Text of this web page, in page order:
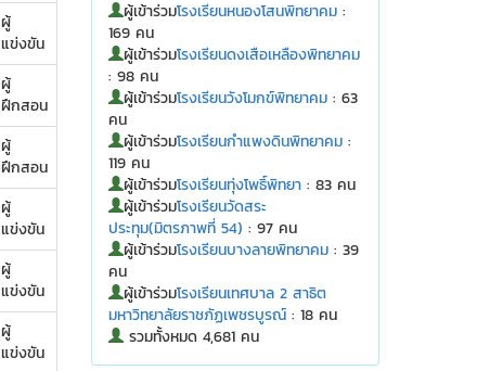
ผู้
แข่งขัน
ผู้
ฝึกสอน
ผู้
ฝึกสอน
ผู้
แข่งขัน
ผู้
แข่งขัน
ผู้
แข่งขัน
ผู้เข้าร่วมโรงเรียนหนองโสนพิทยาคม:
169 คน
ผู้เข้าร่วมโรงเรียนดงเสือเหลืองพิทยาคม
: 98 คน
ผู้เข้าร่วมโรงเรียนวังโมกข์พิทยาคม: 63
คน
ผู้เข้าร่วมโรงเรียนกำแพงดินพิทยาคม:
119 คน
ผู้เข้าร่วมโรงเรียนทุ่งโพธิ์พิทยา: 83 คน
ผู้เข้าร่วมโรงเรียนวัดสระ
ประทุม(มิตรภาพที่ 54) : 97 คน
ผู้เข้าร่วมโรงเรียนบางลายพิทยาคม: 39
คน
ผู้เข้าร่วมโรงเรียนเทศบาล 2 สาธิต
มหาวิทยาลัยราชภัฏเพชรบูรณ์: 18 คน
รวมทั้งหมด 4,681 คน